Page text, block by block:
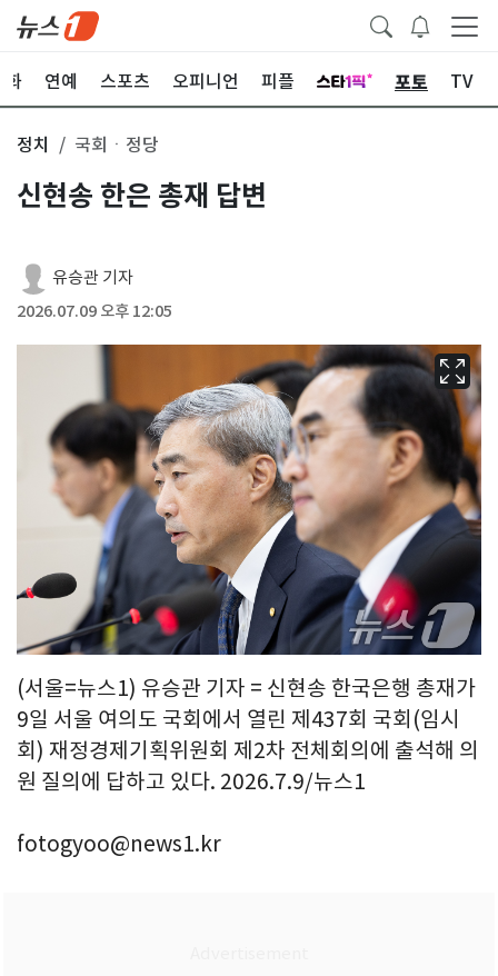
화 연예 스포츠 오피니언 피플 포토 TV
정치 국회ㆍ정당
신현송 한은 총재 답변
유승관 기자
2026.07.09 오후 12:05
(서울=뉴스1) 유승관 기자 = 신현송 한국은행 총재가
9일 서울 여의도 국회에서 열린 제437회 국회(임시
회) 재정경제기획위원회 제2차 전체회의에 출석해 의
원 질의에 답하고 있다. 2026.7.9/뉴스1
fotogyoo@news1.kr